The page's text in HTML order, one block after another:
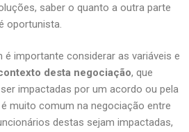
saber o quanto a outra parte
oportunista.
importante considerar as variáveis e
desta negociação, que
impactadas por um acordo ou pela
muito comum na negociação entre
destas sejam impactadas,